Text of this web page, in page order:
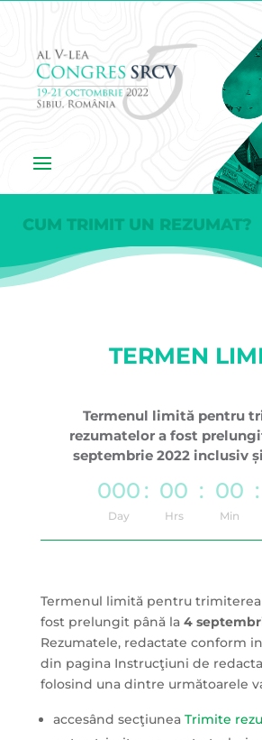
CUM TRIMIT UN REZUMAT?
TERMEN
Termenul limită pentru
rezumatelor a fost
septembrie 2022 inclusiv
000
Day
: 00
Hrs
: 00
Min
:
Termenul limită pentru
fost prelungit până la 4
Rezumatele, redactate conform
din pagina Instrucţiuni de
folosind una dintre următoarele
accesând secţiunea Trimite